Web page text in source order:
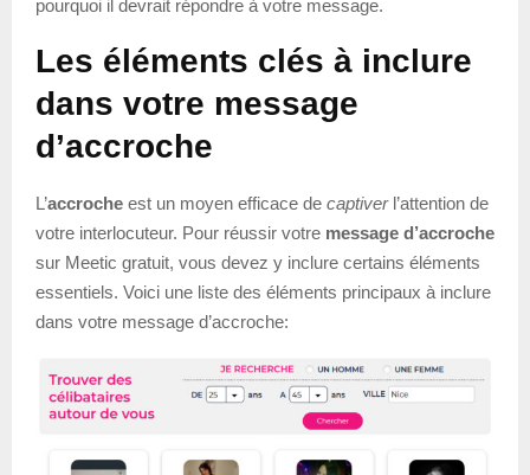
pourquoi il devrait répondre à votre message.
Les éléments clés à inclure
dans votre message
d’accroche
L’accroche est un moyen efficace de captiverl’attention de
votre interlocuteur. Pour réussir votre message d’accroche
sur Meetic gratuit, vous devez y inclure certains éléments
essentiels. Voici une liste des éléments principaux à inclure
dans votre message d’accroche: